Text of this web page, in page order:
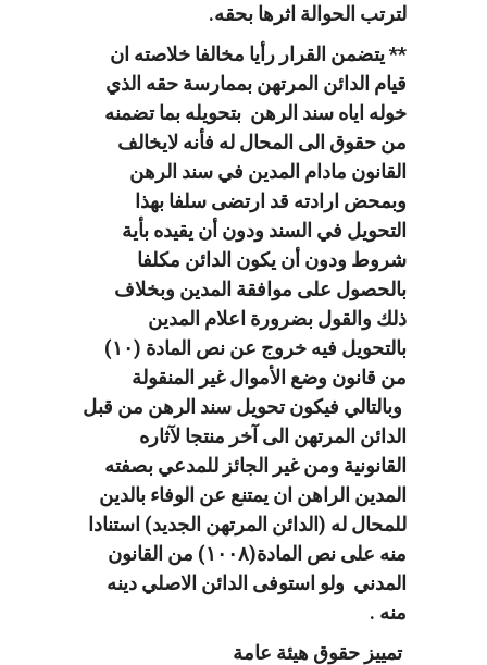
لترتب الحوالة اثرها بحقه.
** يتضمن القرار رأيا مخالفا خلاصته ان
قيام الدائن المرتهن بممارسة حقه الذي
خوله اياه سند الرهن بتحويله بما تضمنه
من حقوق الى المحال له فأنه لايخالف
القانون مادام المدين في سند الرهن
وبمحض ارادته قد ارتضى سلفا بهذا
التحويل في السند ودون أن يقيده بأية
شروط ودون أن يكون الدائن مكلفا
بالحصول على موافقة المدين وبخلاف
ذلك والقول بضرورة اعلام المدين
بالتحويل فيه خروج عن نص المادة (١٠)
من قانون وضع الأموال غير المنقولة
وبالتالي فيكون تحويل سند الرهن من قبل
الدائن المرتهن الى آخر منتجا لآثاره
القانونية ومن غير الجائز للمدعي بصفته
المدين الراهن ان يمتنع عن الوفاء بالدين
للمحال له (الدائن المرتهن الجديد) استنادا
منه على نص المادة(١٠٠٨) من القانون
المدني ولو استوفى الدائن الاصلي دينه
منه .
تمييز حقوق هيئة عامة